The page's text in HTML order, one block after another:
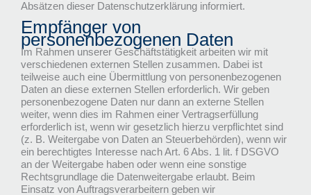
Absätzen dieser Datenschutzerklärung informiert.
Empfänger von
personenbezogenen Daten
Im Rahmen unserer Geschäftstätigkeit arbeiten wir mit
verschiedenen externen Stellen zusammen. Dabei ist
teilweise auch eine Übermittlung von personenbezogenen
Daten an diese externen Stellen erforderlich. Wir geben
personenbezogene Daten nur dann an externe Stellen
weiter, wenn dies im Rahmen einer Vertragserfüllung
erforderlich ist, wenn wir gesetzlich hierzu verpflichtet sind
(z. B. Weitergabe von Daten an Steuerbehörden), wenn wir
ein berechtigtes Interesse nach Art. 6 Abs. 1 lit. f DSGVO
an der Weitergabe haben oder wenn eine sonstige
Rechtsgrundlage die Datenweitergabe erlaubt. Beim
Einsatz von Auftragsverarbeitern geben wir